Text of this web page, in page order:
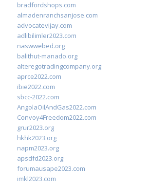
bradfordshops.com
almadenranchsanjose.com
advocatevijay.com
adlibilimler2023.com
naswwebed.org
balithut-manado.org
alteregotradingcompany.org
aprce2022.com
ibie2022.com
sbcc-2022.com
AngolaOilAndGas2022.com
Convoy4Freedom2022.com
grur2023.org
hkhk2023.org
napm2023.org
apsdfd2023.org
forumausape2023.com
imkl2023.com